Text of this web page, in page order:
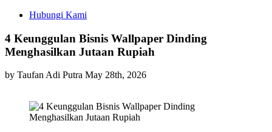
Hubungi Kami
4 Keunggulan Bisnis Wallpaper Dinding
Menghasilkan Jutaan Rupiah
by Taufan Adi Putra May 28th, 2026